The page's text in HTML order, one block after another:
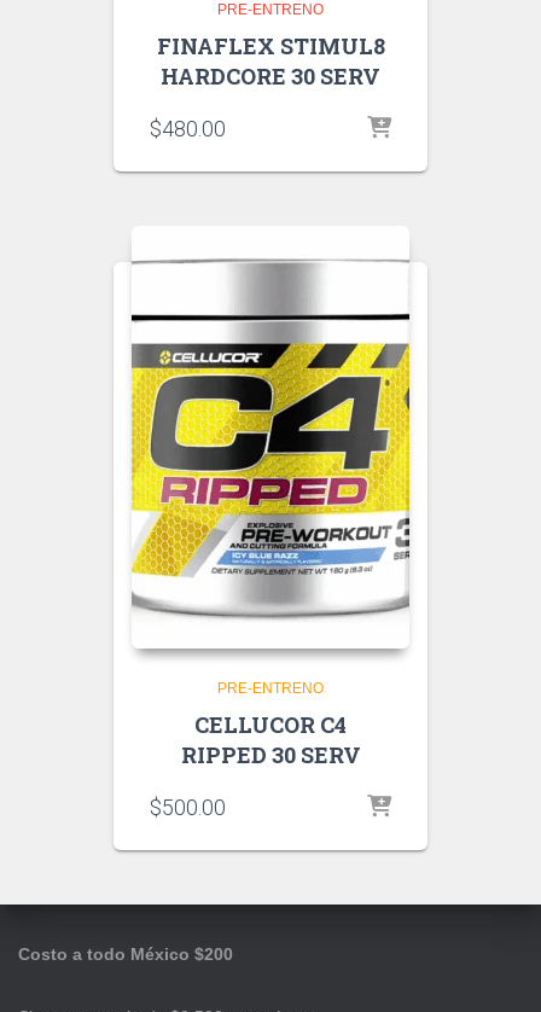
PRE-ENTRENO
FINAFLEX STIMUL8
HARDCORE 30 SERV
$480.00
PRE-ENTRENO
CELLUCOR C4
RIPPED 30 SERV
$500.00
Costo a todo México $200